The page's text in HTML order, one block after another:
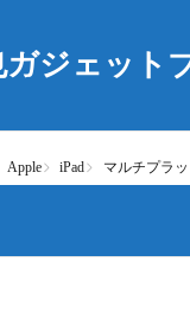
ガジェット
Apple iPad マルチプラ